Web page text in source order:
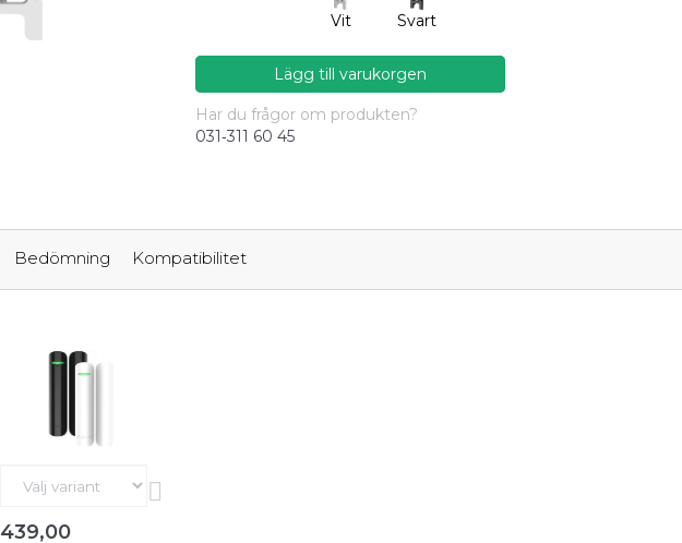
Vit Svart
Lägg till varukorgen
Har du frågor om produkten?
031‑311 60 45
Bedömning Kompatibilitet
439,00